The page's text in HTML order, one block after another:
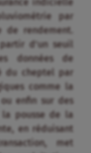
indicielle
par
rendement.
d’un seuil
données de
du cheptel par
comme la
enfin sur des
pousse de la
en réduisant
met